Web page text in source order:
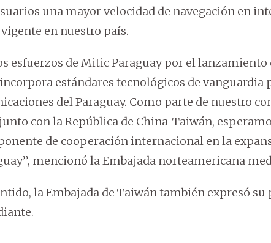
una mayor velocidad de navegación en
en nuestro país.
esfuerzos de Mitic Paraguay por el
estándares tecnológicos de
del Paraguay. Como parte de nuestro
con la República de China-Taiwán,
de cooperación internacional en la
mencionó la Embajada norteamericana
la Embajada de Taiwán también expresó su